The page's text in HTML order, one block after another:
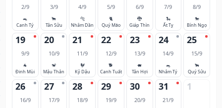
2/9
🐀
Canh Tý
3/9
🐂
Tân Sửu
4/9
🐅
Nhâm Dần
5/9
🐈
Quý Mão
6/9
🐉
Giáp Thìn
7/9
🐍
Ất Tỵ
8/9
🐎
Bính Ngọ
19
9/9
🐐
Đinh Mùi
20
10/9
🐒
Mậu Thân
21
11/9
🐓
Kỷ Dậu
22
12/9
🐕
Canh Tuất
23
13/9
🐖
Tân Hợi
24
14/9
🐀
Nhâm Tý
25
15/9
🐂
Quý Sửu
26
16/9
27
17/9
28
18/9
29
19/9
30
20/9
31
21/9
1